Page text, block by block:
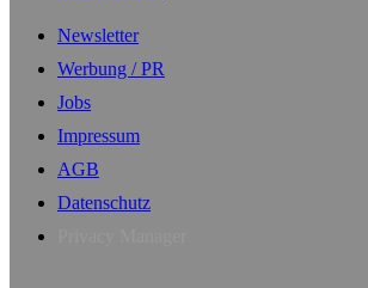
Newsletter
Werbung / PR
Jobs
Impressum
AGB
Datenschutz